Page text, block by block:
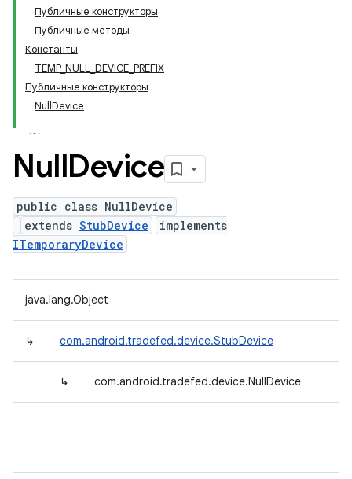
Публичные конструкторы
Публичные методы
Константы
TEMP_NULL_DEVICE_PREFIX
Публичные конструкторы
NullDevice
NullDevice
public class NullDevice
extends StubDevice
implements
ITemporaryDevice
java.lang.Object
↳ com.android.tradefed.device.StubDevice
↳ com.android.tradefed.device.NullDevice